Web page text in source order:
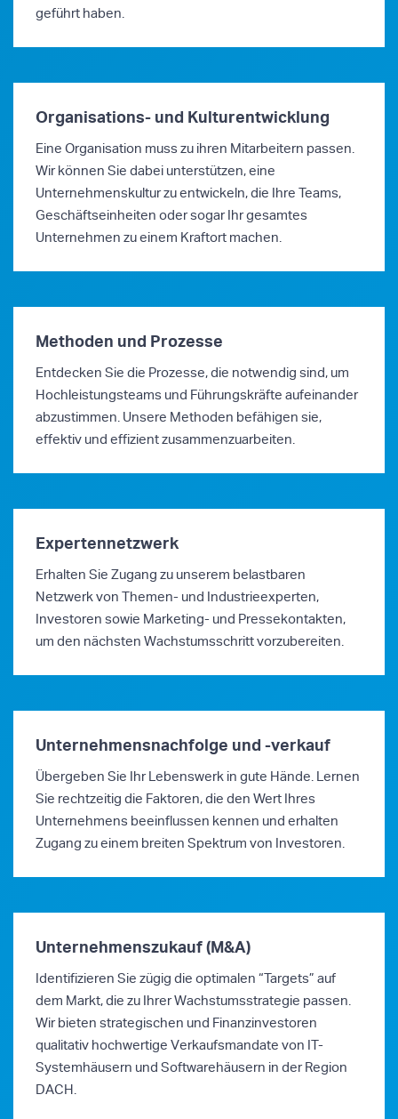
geführt haben.
Organisations- und Kulturentwicklung
Eine Organisation muss zu ihren Mitarbeitern passen.
Wir können Sie dabei unterstützen, eine
Unternehmenskultur zu entwickeln, die Ihre Teams,
Geschäftseinheiten oder sogar Ihr gesamtes
Unternehmen zu einem Kraftort machen.
Methoden und Prozesse
Entdecken Sie die Prozesse, die notwendig sind, um
Hochleistungsteams und Führungskräfte aufeinander
abzustimmen. Unsere Methoden befähigen sie,
effektiv und effizient zusammenzuarbeiten.
Expertennetzwerk
Erhalten Sie Zugang zu unserem belastbaren
Netzwerk von Themen- und Industrieexperten,
Investoren sowie Marketing- und Pressekontakten,
um den nächsten Wachstumsschritt vorzubereiten.
Unternehmensnachfolge und -verkauf
Übergeben Sie Ihr Lebenswerk in gute Hände. Lernen
Sie rechtzeitig die Faktoren, die den Wert Ihres
Unternehmens beeinflussen kennen und erhalten
Zugang zu einem breiten Spektrum von Investoren.
Unternehmenszukauf (M&A)
Identifizieren Sie zügig die optimalen “Targets” auf
dem Markt, die zu Ihrer Wachstumsstrategie passen.
Wir bieten strategischen und Finanzinvestoren
qualitativ hochwertige Verkaufsmandate von IT-
Systemhäusern und Softwarehäusern in der Region
DACH.